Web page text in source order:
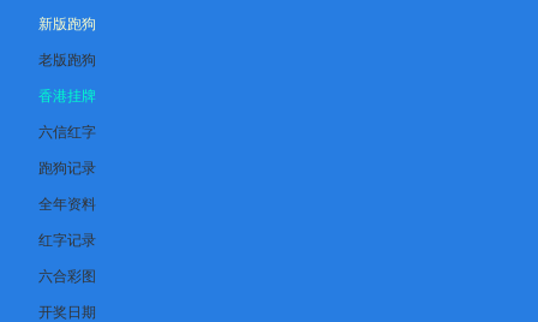
新版跑狗
老版跑狗
香港挂牌
六信红字
跑狗记录
全年资料
红字记录
六合彩图
开奖日期